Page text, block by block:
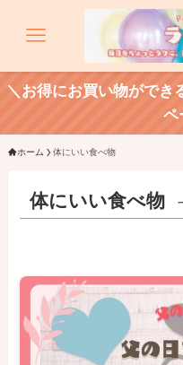
＼お得にお買い物ができ
ペ
ホーム 体にいい食べ物
体にいい食べ物